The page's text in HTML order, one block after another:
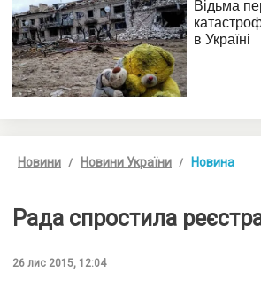
Новини Новини України Новина
Рада спростила
26 лис 2015, 12:04